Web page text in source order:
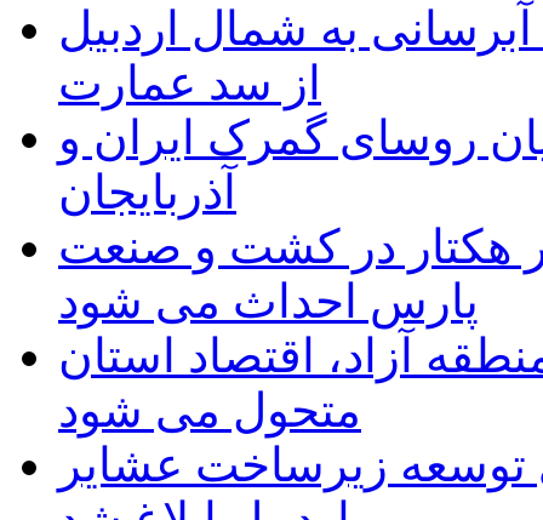
ماده ۲۳ طرح آبرسانی به شمال اردبیل
از سد عمارت
روسای گمرک ایران و
آذربایجان
هکتار در کشت و صنعت
پارس احداث می شود
آزاد، اقتصاد استان
متحول می شود
برای توسعه زیرساخت عشایر